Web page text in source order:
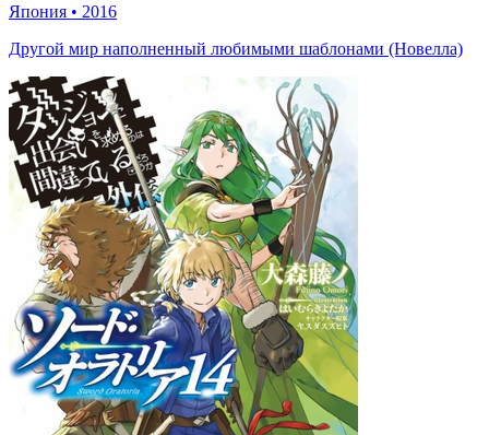
Япония • 2016
Другой мир наполненный любимыми шаблонами (Новелла)